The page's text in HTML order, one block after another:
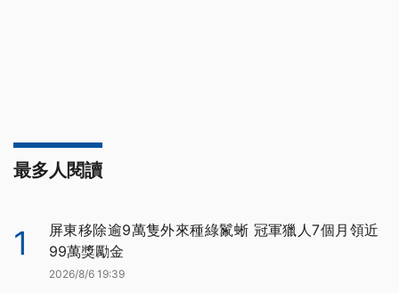
最多人閱讀
1
屏東移除逾9萬隻外來種綠鬣蜥 冠軍獵人7個月領近
99萬獎勵金
2026/8/6 19:39